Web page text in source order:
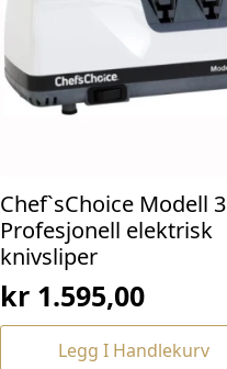
Chef`sChoice Modell
Profesjonell elektrisk
knivsliper
kr1.595,00
Legg I Handlekurv